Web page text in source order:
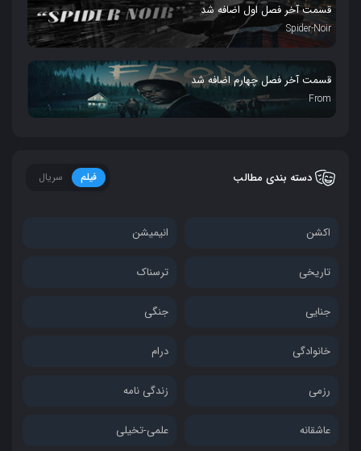
قسمت آخر فصل اول اضافه شد
Spider-Noir
قسمت آخر فصل چهارم اضافه شد
From
دسته بندی مطالب فیلم سریال
اکشن انیمیشن
تاریخی ترسناک
جنایی جنگی
خانوادگی درام
رزمی زندگی نامه
عاشقانه علمی-تخیلی